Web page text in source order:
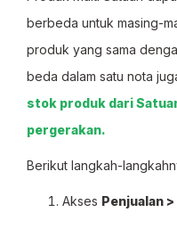
berbeda untuk masing-
produk yang sama
beda dalam satu nota
stok produk dari
pergerakan.
Berikut langkah-
Akses Penjualan